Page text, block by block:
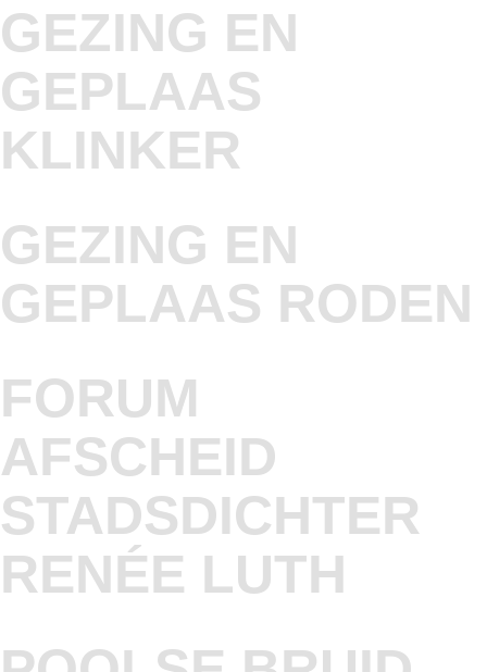
GEZING EN
GEPLAAS
KLINKER
GEZING EN
GEPLAAS RODEN
FORUM
AFSCHEID
STADSDICHTER
RENÉE LUTH